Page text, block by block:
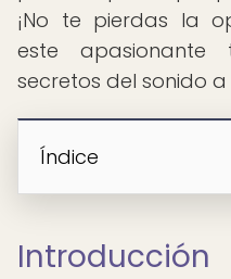
¡No te pierdas la
este
secretos del sonido
Índice
Introducción